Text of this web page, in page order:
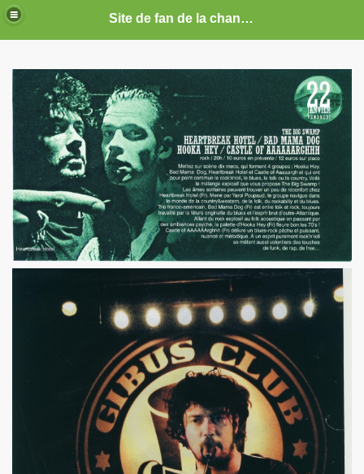
Site de fan de la chanteuse Marie France
: photos, documents, tracts, interviews, articles, etc.
2019 a decembre 2026.
2017 a decembre 2019.
2016 a decembre 2016.
2015 a juin 2016.
2015 a decembre 2015.
a juin 2015.
2014 a decembre 2014.
2014 a juin 2014.
2013 a decembre 2013.
2012 a juin 2013.
2011 a juin 2012.